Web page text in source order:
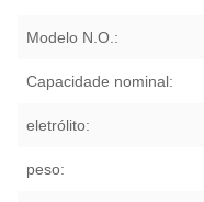
Modelo N.O.:
Capacidade nominal:
eletrólito:
peso: